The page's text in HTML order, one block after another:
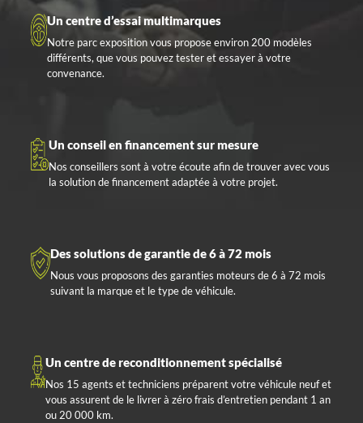
Un centre d’essai multimarques
Notre parc exposition vous propose environ 200 modèles
différents, que vous pouvez tester et essayer à votre
convenance.
Un conseil en financement sur mesure
Nos conseillers sont à votre écoute afin de trouver avec vous
la solution de financement adaptée à votre projet.
Des solutions de garantie de 6 à 72 mois
Nous vous proposons des garanties moteurs de 6 à 72 mois
suivant la marque et le type de véhicule.
Un centre de reconditionnement spécialisé
Nos 15 agents et techniciens préparent votre véhicule neuf et
vous assurent de le livrer à zéro frais d’entretien pendant 1 an
ou 20 000 km.